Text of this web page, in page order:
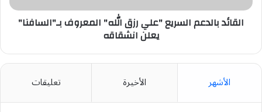
يعلن
انشقاقه
القائد بالدعم السريع "علي رزق الله" المعروف بـ"السافنا"
يعلن انشقاقه
الأشهر الأخيرة تعليقات